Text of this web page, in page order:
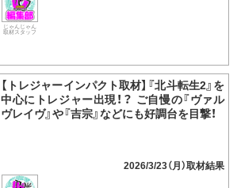
じゃんじゃん
取材スタッフ
【トレジャーインパクト取材】『北斗転生2』を
中心にトレジャー出現！？ ご自慢の『ヴァル
ヴレイヴ』や『吉宗』などにも好調台を目撃！
2026/3/23（月）